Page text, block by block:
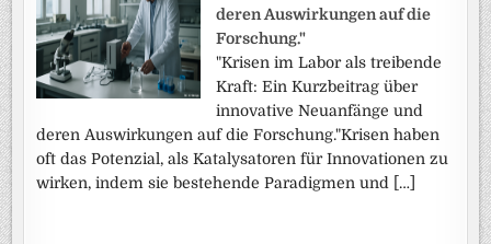
deren Auswirkungen auf die
Forschung."
"Krisen im Labor als treibende
Kraft: Ein Kurzbeitrag über
innovative Neuanfänge und
deren Auswirkungen auf die Forschung."Krisen haben
oft das Potenzial, als Katalysatoren für Innovationen zu
wirken, indem sie bestehende Paradigmen und […]